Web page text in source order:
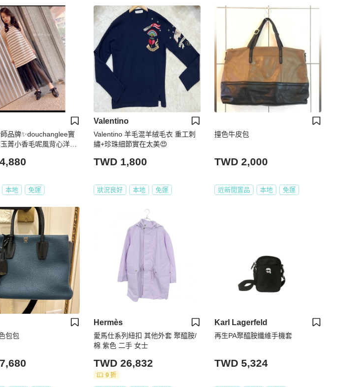
品牌✨douchanglee竇
菁小香毛呢風背心洋裝
本地 免運
Valentino
Valentino 羊毛混羊絨毛衣 重工刺
繡+珍珠細節實在太美😍
TWD 1,800
狀況良好 本地 免運
撞色牛皮包
TWD 2,000
近新閒置品 本地 免運
包包
Hermès
愛馬仕系列紐扣 其他外套 聚醯胺/
棉 紫色 二手 女士
TWD 26,832
9 折
Karl Lagerfeld
再生PA聚醯胺纖維手機套
TWD 5,324